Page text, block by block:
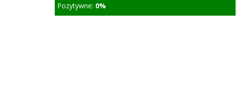
Pozytywne: 0%